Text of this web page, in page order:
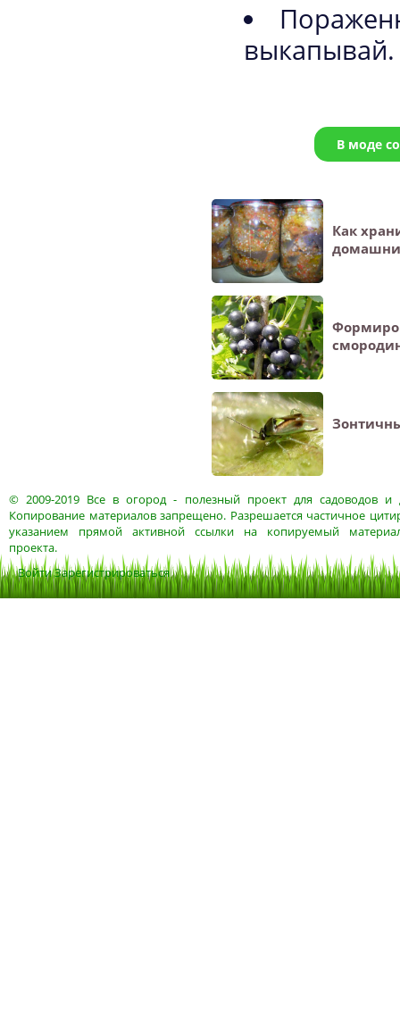
выкапывай.
В моде
Как
© 2009-2019 Все в огород- полезный проект для садоводов и
Копирование материалов запрещено. Разрешается частичное
указанием прямой активной ссылки на копируемый
проекта.
ВойтиЗарегистрироваться